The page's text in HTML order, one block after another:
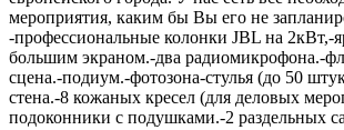
мероприятия, каким бы Вы его не
-профессиональные колонки JBL на 2кВт,-
большим экраном.-два радиомикрофона.-
сцена.-подиум.-фотозона-стулья (до 50
стена.-8 кожаных кресел (для деловых
подоконники с подушками.-2 раздельных